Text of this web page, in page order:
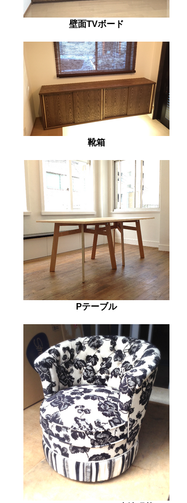
壁面TVボード
靴箱
Pテーブル